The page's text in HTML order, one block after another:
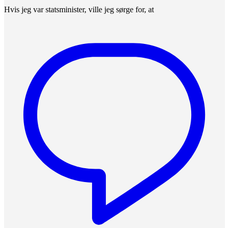
Hvis jeg var statsminister, ville jeg sørge for, at